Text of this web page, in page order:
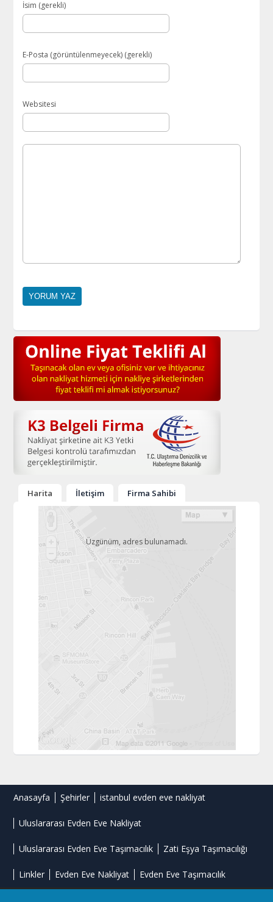
İsim (gerekli)
E-Posta (görüntülenmeyecek) (gerekli)
Websitesi
Harita İletişim Firma Sahibi
Üzgünüm, adres bulunamadı.
Anasayfa Şehirler istanbul evden eve nakliyat
Uluslararası Evden Eve Nakliyat
Uluslararası Evden Eve Taşımacılık Zati Eşya Taşımacılığı
Linkler Evden Eve Nakliyat Evden Eve Taşımacılık